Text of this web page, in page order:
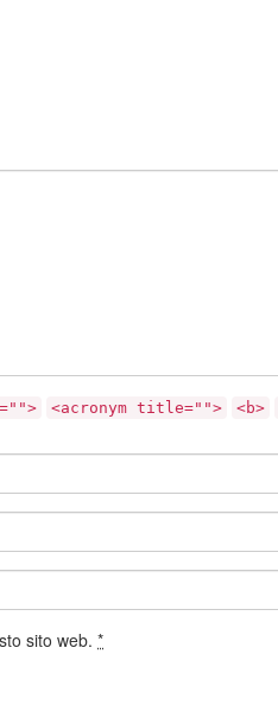
<acronym title=""> <b>
sito web. *